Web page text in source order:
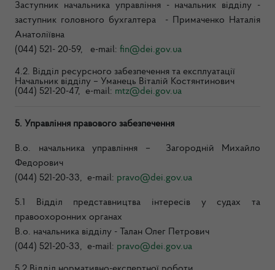
Заступник начальника управління - начальник відділу -
заступник головного бухгалтера - Примаченко Наталія
Анатоліївна
(044) 521- 20-59, e-mail: fin@dei.gov.ua
4.2. Відділ ресурсного забезпечення та експлуатації
Начальник відділу – Уманець Віталій Костянтинович
(044) 521-20-47, e-mail: mtz@dei.gov.ua
5. Управління правового забезпечення
В.о. начальника управління – Загородній Михайло
Федорович
(044) 521-20-33, e-mail: pravo@dei.gov.ua
5.1 Відділ представництва інтересів у судах та
правоохоронних органах
В.о. начальника відділу - Талан Олег Петрович
(044) 521-20-33, e-mail: pravo@dei.gov.ua